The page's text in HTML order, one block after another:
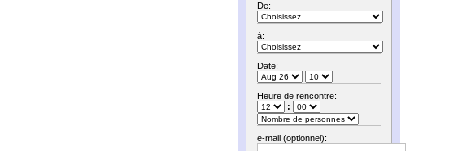
De:
à:
Date:
Heure de rencontre:
:
e-mail (optionnel):